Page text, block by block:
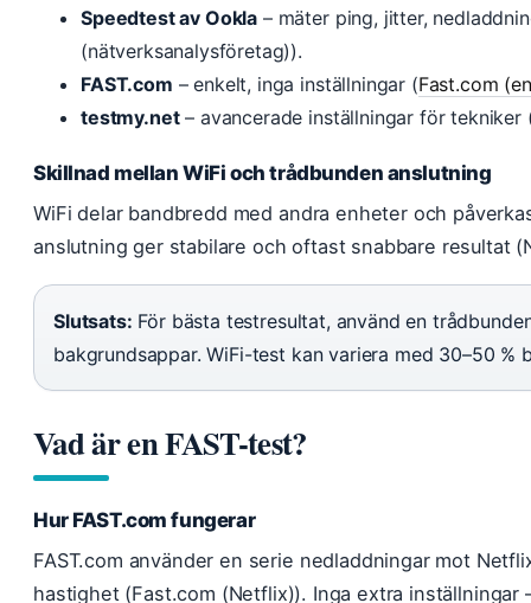
Speedtest av Ookla – mäter ping, jitter,
(nätverksanalysföretag)).
FAST.com – enkelt, inga inställningar (Fast.com
testmy.net– avancerade inställningar för tekniker
Skillnad mellan WiFi och trådbunden anslutning
WiFi delar bandbredd med andra enheter och
anslutning ger stabilare och oftast snabbare resultat
Slutsats: För bästa testresultat, använd en
bakgrundsappar. WiFi-test kan variera med 30–50 %
Vad är en FAST-test?
Hur FAST.com fungerar
FAST.com använder en serie nedladdningar mot
hastighet (Fast.com (Netflix)). Inga extra inställningar